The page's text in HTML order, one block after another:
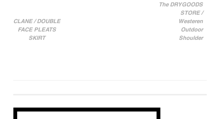
CLANE / DOUBLE
FACE PLEATS
SKIRT
The DRYGOODS
STORE /
Westeren
Outdoor
Shoulder